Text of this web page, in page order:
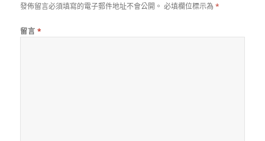
發佈留言必須填寫的電子郵件地址不會公開。 必填欄位標示為*
留言 *